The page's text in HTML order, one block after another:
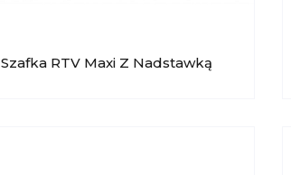
Szafka RTV Maxi Z Nadstawką